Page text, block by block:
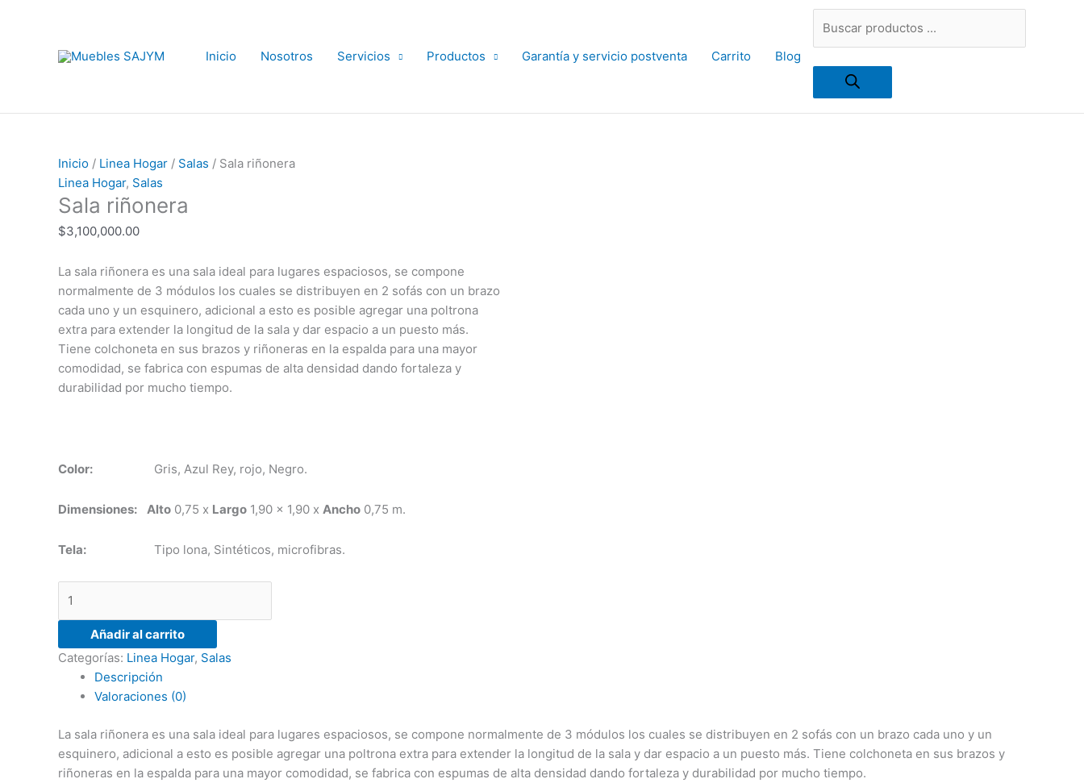
Inicio Nosotros Servicios Productos Garantía y servicio postventa Carrito Blog
Búsqueda
Inicio / Linea Hogar / Salas / Sala riñonera
Linea Hogar, Salas
Sala riñonera
$3,100,000.00
La sala riñonera es una sala ideal para lugares espaciosos, se compone
normalmente de 3 módulos los cuales se distribuyen en 2 sofás con un brazo
cada uno y un esquinero, adicional a esto es posible agregar una poltrona
extra para extender la longitud de la sala y dar espacio a un puesto más.
Tiene colchoneta en sus brazos y riñoneras en la espalda para una mayor
comodidad, se fabrica con espumas de alta densidad dando fortaleza y
durabilidad por mucho tiempo.
Color: Gris, Azul Rey, rojo, Negro.
Dimensiones: Alto 0,75 x Largo 1,90 x 1,90 x Ancho 0,75 m.
Tela: Tipo lona, Sintéticos, microfibras.
cantidad
Añadir al carrito
Categorías: Linea Hogar, Salas
Descripción
Valoraciones (0)
La sala riñonera es una sala ideal para lugares espaciosos, se compone normalmente de 3 módulos los cuales se distribuyen en 2 sofás con un brazo cada uno y un
esquinero, adicional a esto es posible agregar una poltrona extra para extender la longitud de la sala y dar espacio a un puesto más. Tiene colchoneta en sus brazos y
riñoneras en la espalda para una mayor comodidad, se fabrica con espumas de alta densidad dando fortaleza y durabilidad por mucho tiempo.
original
$4,000,000.00.
actual